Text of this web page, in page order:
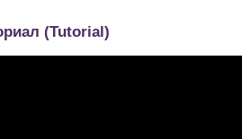
(Tutorial)